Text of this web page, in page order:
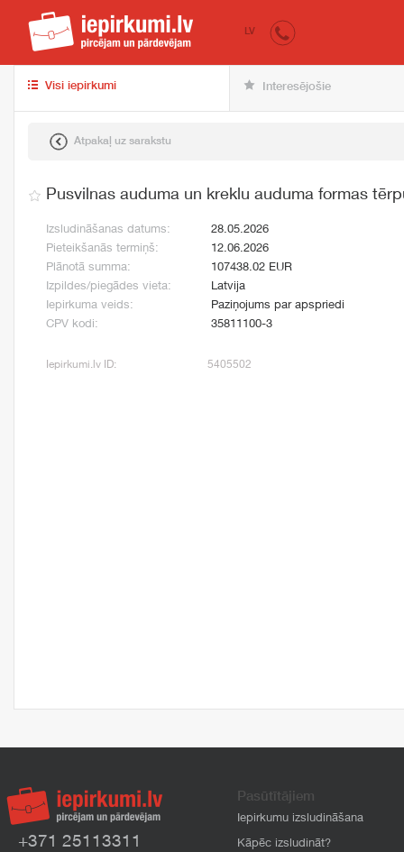
iepirkumi.lv
LV
Visi iepirkumi Interesējošie
Atpakaļ uz sarakstu
Pusvilnas auduma un kreklu auduma formas
Izsludināšanas datums:
28.05.2026
Pieteikšanās termiņš:
12.06.2026
Plānotā summa:
107438.02 EUR
Izpildes/piegādes vieta:
Latvija
Iepirkuma veids:
Paziņojums par apspriedi
CPV kodi:
35811100-3
Iepirkumi.lv ID: 5405502
+371 25113311
Pasūtītājiem
Iepirkumu izsludināšana
Kāpēc izsludināt?